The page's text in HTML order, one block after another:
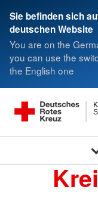
Sie befinden sich
deutschen Website
You are on the
you can use the
the English one